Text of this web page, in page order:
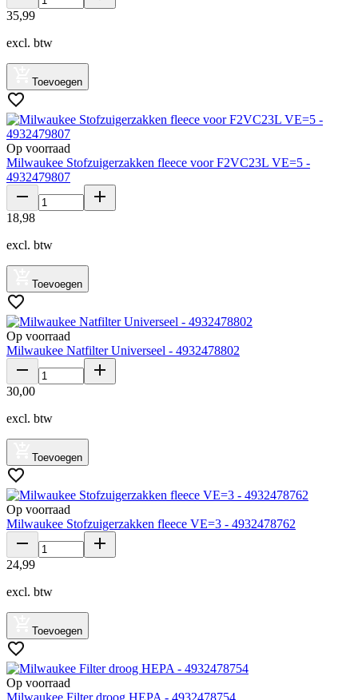
35,99
excl. btw
Toevoegen
Op voorraad
Milwaukee Stofzuigerzakken fleece voor F2VC23L VE=5 -
4932479807
18,98
excl. btw
Toevoegen
Op voorraad
Milwaukee Natfilter Universeel - 4932478802
30,00
excl. btw
Toevoegen
Op voorraad
Milwaukee Stofzuigerzakken fleece VE=3 - 4932478762
24,99
excl. btw
Toevoegen
Op voorraad
Milwaukee Filter droog HEPA - 4932478754